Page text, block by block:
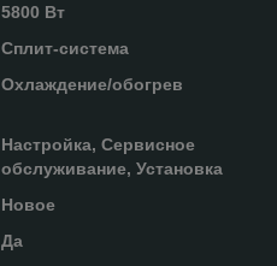
5800 Вт
Сплит-система
Охлаждение/обогрев
Настройка, Сервисное
обслуживание, Установка
Новое
Да